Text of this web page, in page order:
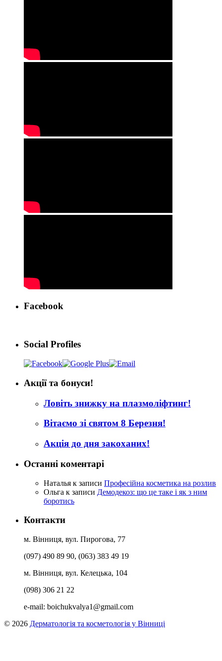
Facebook
Social Profiles
Акції та бонуси!
Ловіть знижку на плазмоліфтинг!
Вітаємо зі святом 8 Березня!
Акція до дня закоханих!
Останні коментарі
Наталья к записи Професійна косметика на розлив
Ольга к записи Демодекоз: що це таке і як з ним
боротись
Контакти
м. Вінниця, вул. Пирогова, 77
(097) 490 89 90, (063) 383 49 19
м. Вінниця, вул. Келецька, 104
(098) 306 21 22
e-mail: boichukvalya1@gmail.com
© 2026 Дерматологія та косметологія у Вінниці